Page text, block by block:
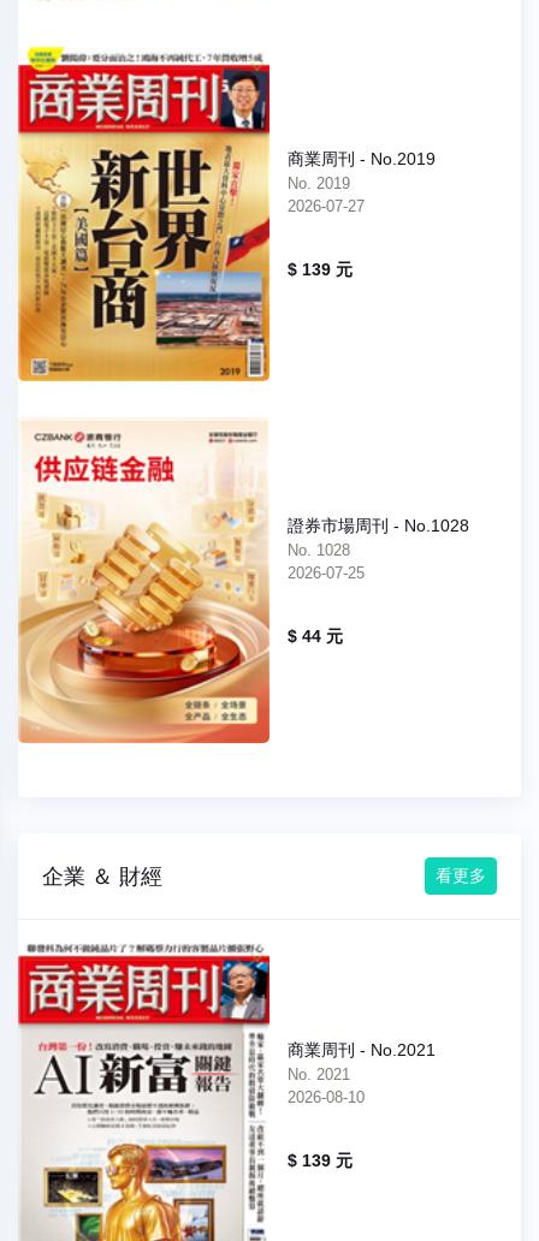
商業周刊 - No.2019
No. 2019
2026-07-27
$ 139 元
證券市場周刊 - No.1028
No. 1028
2026-07-25
$ 44 元
企業 ＆ 財經 看更多
商業周刊 - No.2021
No. 2021
2026-08-10
$ 139 元